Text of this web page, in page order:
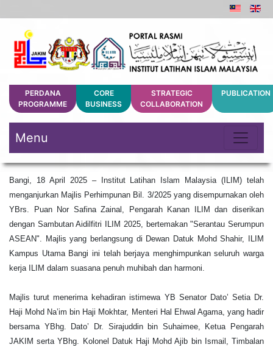
PERDANA
PROGRAMME
CORE
BUSINESS
STRATEGIC
COLLABORATION
PUBLICATION
Menu
Bangi, 18 April 2025 – Institut Latihan Islam Malaysia (ILIM) telah
menganjurkan Majlis Perhimpunan Bil. 3/2025 yang disempurnakan oleh
YBrs. Puan Nor Safina Zainal, Pengarah Kanan ILIM dan diserikan
dengan Sambutan Aidilfitri ILIM 2025, bertemakan "Serantau Serumpun
ASEAN". Majlis yang berlangsung di Dewan Datuk Mohd Shahir, ILIM
Kampus Utama Bangi ini telah berjaya menghimpunkan seluruh warga
kerja ILIM dalam suasana penuh muhibah dan harmoni.
Majlis turut menerima kehadiran istimewa YB Senator Dato’ Setia Dr.
Haji Mohd Na’im bin Haji Mokhtar, Menteri Hal Ehwal Agama, yang hadir
bersama YBhg. Dato’ Dr. Sirajuddin bin Suhaimee, Ketua Pengarah
JAKIM serta YBhg. Kolonel Datuk Haji Mohd Ajib bin Ismail, Timbalan